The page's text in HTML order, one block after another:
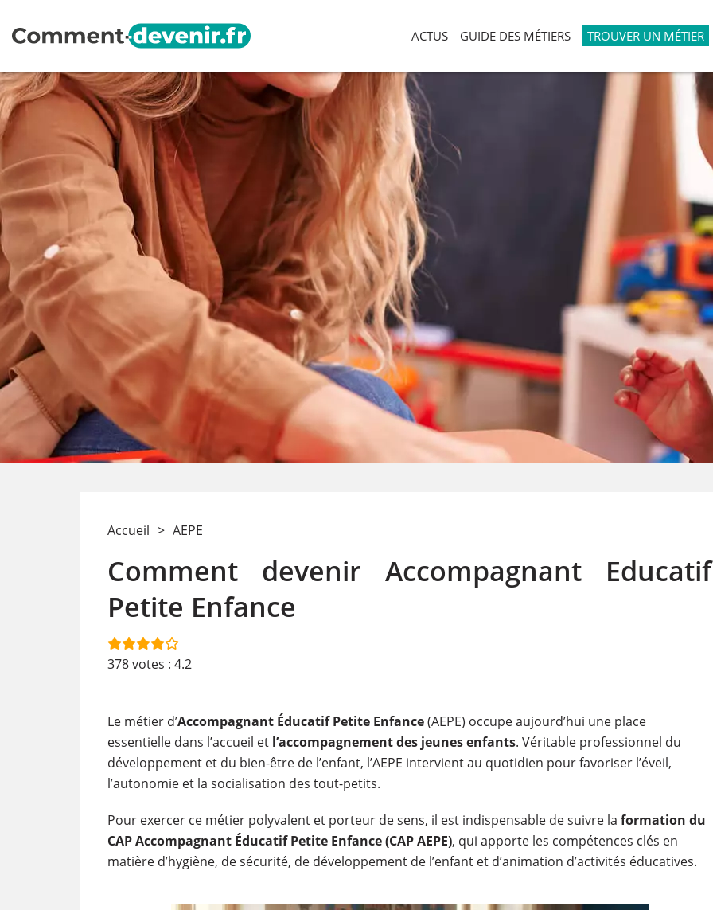
ACTUS GUIDE DES MÉTIERS TROUVER UN MÉTIER
Accueil > AEPE
Comment devenir Accompagnant Educatif
Petite Enfance
378votes : 4.2
Le métier d’Accompagnant Éducatif Petite Enfance(AEPE) occupe aujourd’hui une place
essentielle dans l’accueil et l’accompagnement des jeunes enfants. Véritable professionnel du
développement et du bien-être de l’enfant, l’AEPE intervient au quotidien pour favoriser l’éveil,
l’autonomie et la socialisation des tout-petits.
Pour exercer ce métier polyvalent et porteur de sens, il est indispensable de suivre la formation du
CAP Accompagnant Éducatif Petite Enfance (CAP AEPE), qui apporte les compétences clés en
matière d’hygiène, de sécurité, de développement de l’enfant et d’animation d’activités éducatives.